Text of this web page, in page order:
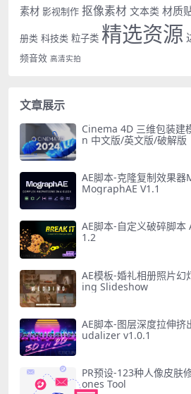
素材 影视制作 抠像素材 文本类 材质
册类 科技类 粒子类 精选资源
频音效 高清实拍
文章展示
Cinema 4D 三维包装建
n 中文版/英文版/破解版
AE脚本-克隆复制效果
MographAE V1.1
AE脚本-自定义破碎脚
1.2
AE模板-婚礼相册照片
ing Slideshow
AE脚本-图层深度拉伸
udalizer v1.0.1
PR预设-123种人像皮肤
ones Tool